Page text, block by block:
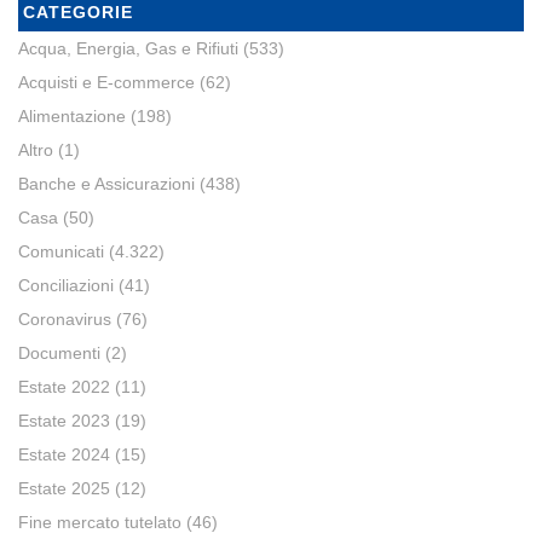
CATEGORIE
Acqua, Energia, Gas e Rifiuti (533)
Acquisti e E-commerce (62)
Alimentazione (198)
Altro (1)
Banche e Assicurazioni (438)
Casa (50)
Comunicati (4.322)
Conciliazioni (41)
Coronavirus (76)
Documenti (2)
Estate 2022 (11)
Estate 2023 (19)
Estate 2024 (15)
Estate 2025 (12)
Fine mercato tutelato (46)